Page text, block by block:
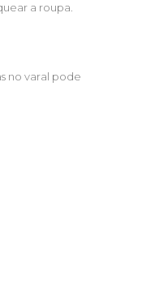
a roupa.
no varal pode